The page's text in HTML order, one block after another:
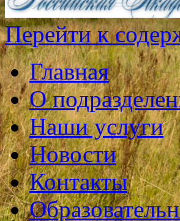
Перейти к
Главная
О
Наши услуги
Новости
Контакты